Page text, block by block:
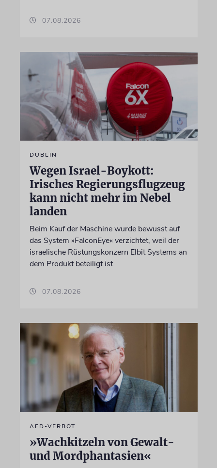
07.08.2026
DUBLIN
Wegen Israel-Boykott:
Irisches Regierungsflugzeug
kann nicht mehr im Nebel
landen
Beim Kauf der Maschine wurde bewusst auf
das System »FalconEye« verzichtet, weil der
israelische Rüstungskonzern Elbit Systems an
dem Produkt beteiligt ist
07.08.2026
AFD-VERBOT
»Wachkitzeln von Gewalt-
und Mordphantasien«